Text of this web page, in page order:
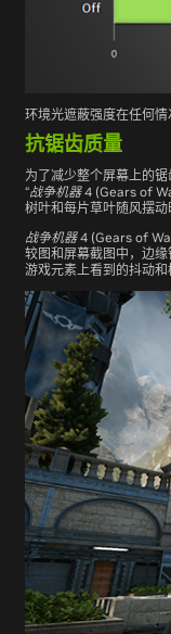
环境光遮蔽强度在任何情
抗锯齿质量
为了减少整个屏幕上的
“战争机器4 (Gears of
树叶和每片草叶随风摆
战争机器4 (Gears of
较图和屏幕截图中，边
游戏元素上看到的抖动和